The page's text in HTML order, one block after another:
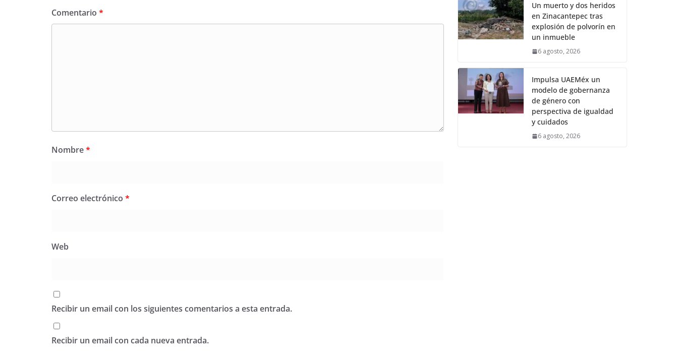
Comentario *
Nombre*
Correo electrónico *
Web
Recibir un email con los siguientes comentarios a esta entrada.
Recibir un email con cada nueva entrada.
Un muerto y dos heridos
en Zinacantepec tras
explosión de polvorín en
un inmueble
6 agosto, 2026
Impulsa UAEMéx un
modelo de gobernanza
de género con
perspectiva de igualdad
y cuidados
6 agosto, 2026